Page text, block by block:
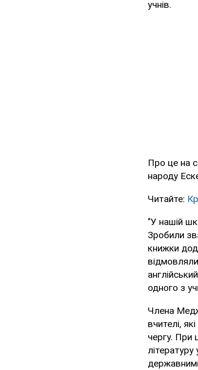
учнів.
Про це на
народу
Читайте:
"У нашій
Зробили
книжки
одного з
Члена
вчителі,
чергу. При